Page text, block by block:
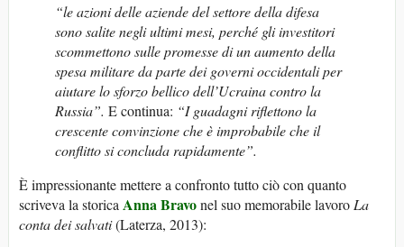
“le azioni delle aziende del settore della difesa
sono salite negli ultimi mesi, perché gli investitori
scommettono sulle promesse di un aumento della
spesa militare da parte dei governi occidentali per
aiutare lo sforzo bellico dell’Ucraina contro la
Russia”. E continua: “I guadagni riflettono la
crescente convinzione che è improbabile che il
conflitto si concluda rapidamente”.
È impressionante mettere a confronto tutto ciò con quanto
scriveva la storica Anna Bravonel suo memorabile lavoro La
contadeisalvati(Laterza, 2013):